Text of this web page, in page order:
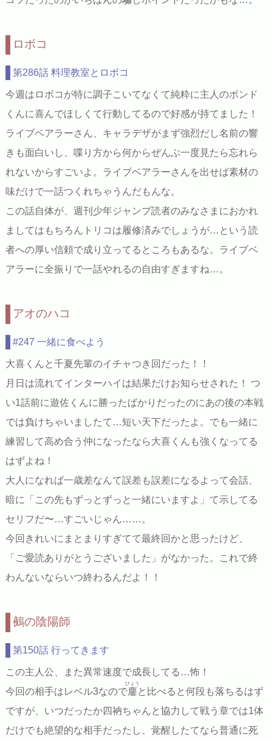
ロボコ
第286話 料理教室とロボコ
今週はロボコが特に調子こいてなくて純粋に主人のボンド
くんに喜んでほしくて行動してるので好感が持てました！
ライブベアラーさん、キャラデザがまず強烈だし名前の響
きも面白いし、喋り方から何からぜんぶ一度見たら忘れら
れないからすごいよ。ライブベアラーさんを出せば素材の
味だけで一話つくれちゃうんだもんな。
この話自体が、週刊少年ジャンプ読者のみなさまにおかれ
ましてはもちろんトリコは履修済みでしょうが…という読
者への厚い信頼で成り立ってるところもあるな。ライブベ
アラーに全振りで一話やれるの自由すぎますね…。
アオのハコ
#247 一緒に食べよう
大喜くんと千夏先輩のイチャつき回だった！！
月日は流れてインターハイは結果だけお知らせされた！ つ
い1話前に遊佐くんに勝ったばかりだったのにあの後の本戦
では負けちゃいましたて…短い天下だったよ。でも一緒に
練習して高め合う仲になったなら大喜くんも強くなってる
はずよね！
大人になれば一歳差なんて誤差も誤差になるよって会話、
暗に「この先もずっとずっと一緒にいますよ」て示してる
セリフだ〜…すごいじゃん……。
今回きれいにまとまりすぎてて最終回かと思ったけど、
「ご愛読ありがとうございました」がなかった。これで終
わんないならいつ終わるんだよ！！
鵺の陰陽師
第150話 行ってきます
この主人公、また異常速度で成長してる…怖！
今回の相手はレベル3なので鏖
ひょう
と比べると何段も落ちるはず
ですが、いつだったか四衲ちゃんと協力して戦う章では1体
だけでも絶望的な相手だったし、覚醒したてなら普通に死